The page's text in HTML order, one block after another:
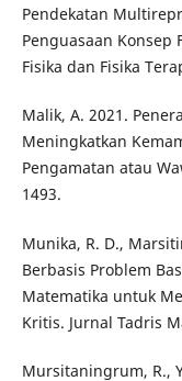
Pendekatan
Penguasaan Konsep
Fisika dan Fisika
Malik, A. 2021.
Meningkatkan
Pengamatan atau
1493.
Munika, R. D.,
Berbasis Problem
Matematika untuk
Kritis. Jurnal Tadris
Mursitaningrum, R.,